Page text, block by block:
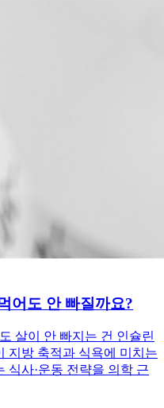
어도 안 빠질까요?
살이 안 빠지는 건 인슐린
지방 축적과 식욕에 미치는
식사·운동 전략을 의학 근